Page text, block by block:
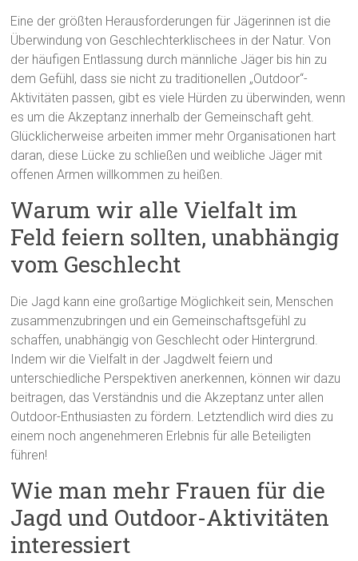
Eine der größten Herausforderungen für Jägerinnen ist die
Überwindung von Geschlechterklischees in der Natur. Von
der häufigen Entlassung durch männliche Jäger bis hin zu
dem Gefühl, dass sie nicht zu traditionellen „Outdoor“-
Aktivitäten passen, gibt es viele Hürden zu überwinden, wenn
es um die Akzeptanz innerhalb der Gemeinschaft geht.
Glücklicherweise arbeiten immer mehr Organisationen hart
daran, diese Lücke zu schließen und weibliche Jäger mit
offenen Armen willkommen zu heißen.
Warum wir alle Vielfalt im
Feld feiern sollten, unabhängig
vom Geschlecht
Die Jagd kann eine großartige Möglichkeit sein, Menschen
zusammenzubringen und ein Gemeinschaftsgefühl zu
schaffen, unabhängig von Geschlecht oder Hintergrund.
Indem wir die Vielfalt in der Jagdwelt feiern und
unterschiedliche Perspektiven anerkennen, können wir dazu
beitragen, das Verständnis und die Akzeptanz unter allen
Outdoor-Enthusiasten zu fördern. Letztendlich wird dies zu
einem noch angenehmeren Erlebnis für alle Beteiligten
führen!
Wie man mehr Frauen für die
Jagd und Outdoor-Aktivitäten
interessiert